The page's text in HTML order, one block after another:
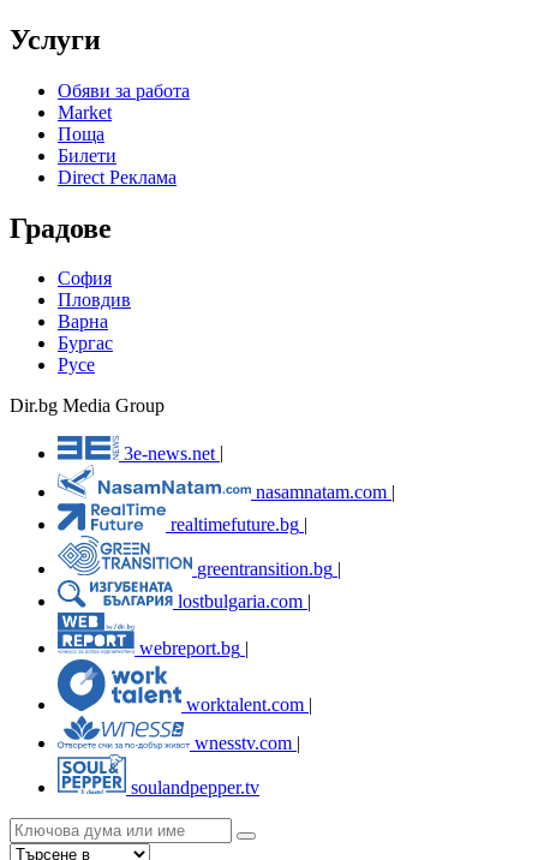
Услуги
Обяви за работа
Market
Поща
Билети
Direct Реклама
Градове
София
Пловдив
Варна
Бургас
Русе
Dir.bg Media Group
3e-news.net
nasamnatam.com |
realtimefuture.bg |
greentransition.bg |
lostbulgaria.com |
webreport.bg
worktalent.com |
wnesstv.com |
soulandpepper.tv